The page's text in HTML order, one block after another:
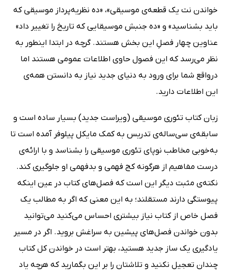
خواندن نت یک قطعه‌ی موسیقی»، «ده نظریه‌پرداز موسیقی که
باید بشناسید» و «ده جنبش موسیقایی که تاریخ را تغییر داد»
عناوین چهار فصلِ این بخش هستند. گرچه در ابتدا اینطور به
نظر می‌رسد که این فصول حاوی اطلاعات عمومی هستند اما
درواقع شما برای ورود به دنیای جدید نیاز به دانستن همه‌ی
این اطلاعات دارید.
زبان کتاب تئوری موسیقی (ویراست جدید) بسیار ساده است و
سابقه‌ی سی‌ساله‌ی تدریس به کمک مایکل پیلوفر آمده است تا
به‌خوبی مخاطب نوپای تئوری موسیقی را بشناسد و با ارائه‌ی
درست مفاهیم از هرگونه کج فهمی و بدفهمی او جلوگیری کند.
نکته‌ی مثبت دیگر این است که فصل‌های کتاب در عین اینکه
پیوستگی دارند مستقلند؛ به این معنی که اگر به مطالب یک
فصل خاص از کتاب نیاز بیشتری احساس می‌کنید می‌توانید
بدون خواندن فصل‌های پیشین به سراغش بروید. اگر در مسیر
یادگیری یک ساز جدید هستید، بهتر است در خواندن کل کتاب
چندان تعجیل نکنید و تلاشتان را بر این بگمارید که هرچه یاد